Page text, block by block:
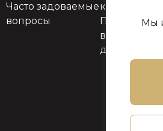
Мы
Часто задоваемые
вопросы
Политика
возврата
денег